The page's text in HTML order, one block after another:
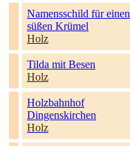
Namensschild für einen
süßen Krümel
Holz
Tilda mit Besen
Holz
Holzbahnhof
Dingenskirchen
Holz